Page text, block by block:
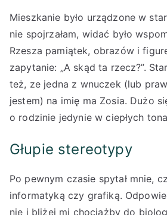
Mieszkanie było urządzone w
nie spojrzałam, widać było
Rzesza pamiątek, obrazów i
zapytanie: „A skąd ta rzecz?”.
też, ze jedna z wnuczek (lub
jestem) na imię ma Zosia. Dużo
o rodzinie jedynie w ciepłych
Głupie stereotypy
Po pewnym czasie spytał mnie,
informatyką czy grafiką.
nie i bliżej mi chociażby do